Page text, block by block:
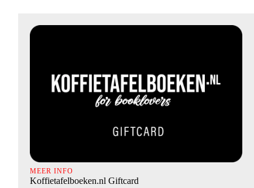
MEER INFO
Koffietafelboeken.nl Giftcard